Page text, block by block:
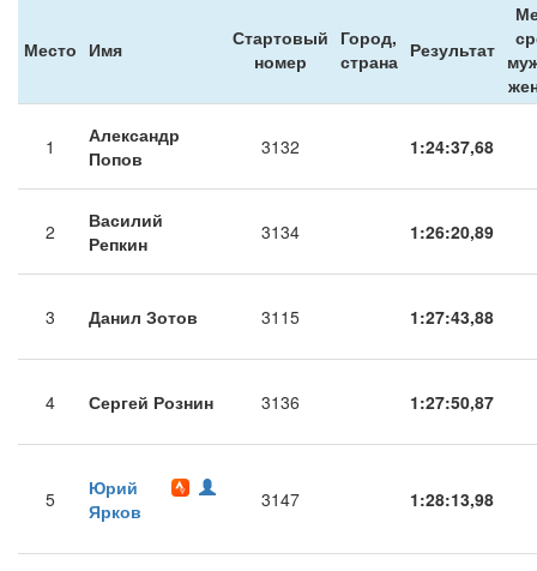
Место Имя
Стартовый
номер
Город,
страна Результат
1
Александр
Попов
3132 1:24:37,68
2
Василий
Репкин
3134 1:26:20,89
3 Данил Зотов 3115 1:27:43,88
4 Сергей Рознин 3136 1:27:50,87
5
Юрий
Ярков
3147 1:28:13,98